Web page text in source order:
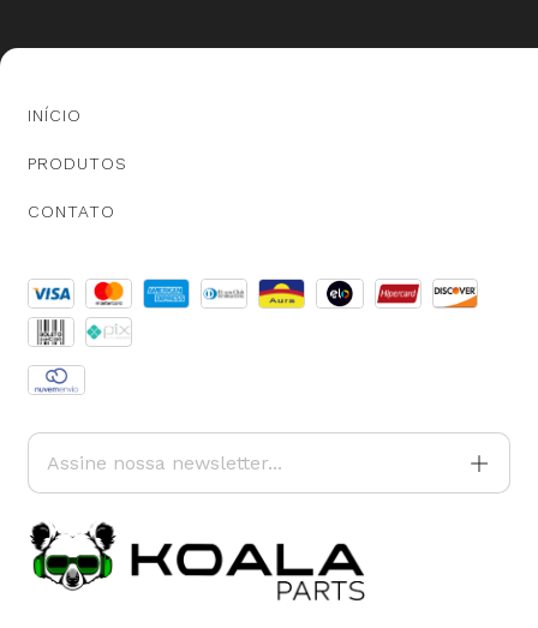
48 Layouts para se adequar ao seu estilo.
7 Opções de Cores de Botões para um toque pessoal.
ENTRADA PARA CONTROLE DE VOLANTE SWC
Com entrada para câmera de ré e saída SWC.
ESPECIFICAÇÕES TÉCNICAS:
INÍCIO
PRODUTOS
CONTATO